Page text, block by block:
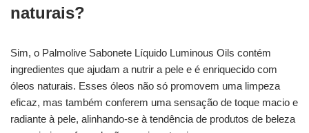
naturais?
Sim, o Palmolive Sabonete Líquido Luminous Oils contém
ingredientes que ajudam a nutrir a pele e é enriquecido com
óleos naturais. Esses óleos não só promovem uma limpeza
eficaz, mas também conferem uma sensação de toque macio e
radiante à pele, alinhando-se à tendência de produtos de beleza